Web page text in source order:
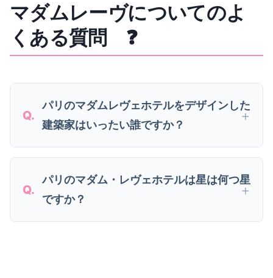
マダムレーヴについてのよ
くある質問 ❓
パリのマダムレヴェホテルをデザインした
建築家はいったい誰ですか？
パリのマダム・レヴェホテルは星は何つ星
ですか？